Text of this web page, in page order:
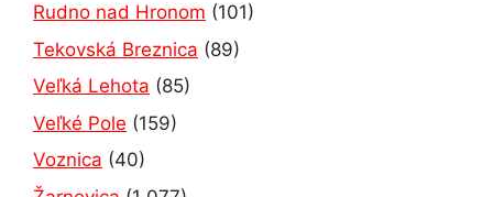
Rudno nad Hronom (101)
Tekovská Breznica (89)
Veľká Lehota (85)
Veľké Pole (159)
Voznica (40)